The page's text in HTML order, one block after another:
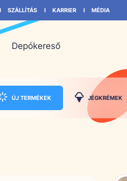
SZÁLLÍTÁS KARRIER MÉDIA
Depókereső
ÚJ TERMÉKEK JÉGKRÉMEK